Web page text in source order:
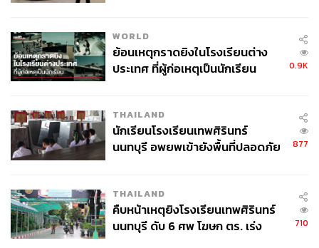
WORLD
ย้อนเหตุกราดยิงในโรงเรียนต่าง
ประเทศ ที่ผู้ก่อเหตุเป็นนักเรียน
0.9K
THAILAND
นักเรียนโรงเรียนเทพศิรินทร์
นนทบุรี อพยพเข้ายังพื้นที่ปลอดภัย
877
THAILAND
คืบหน้าเหตุยิงโรงเรียนเทพศิรินทร์
นนทบุรี ดับ 6 ศพ โฆษก ตร. เร่ง
710